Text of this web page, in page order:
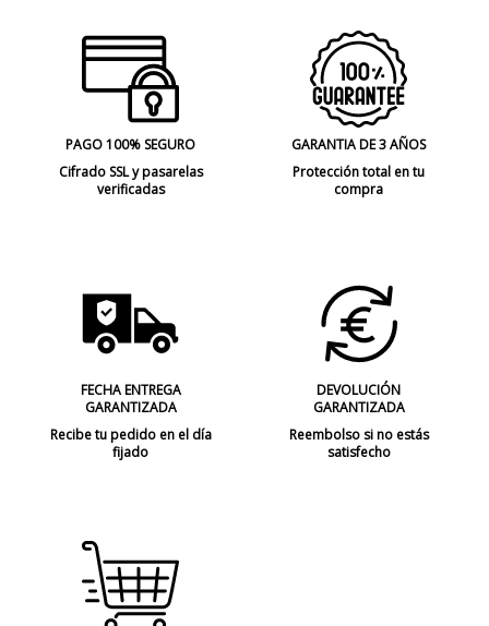
PAGO 100% SEGURO
Cifrado SSL y pasarelas
verificadas
GARANTIA DE 3 AÑOS
Protección total en tu
compra
FECHA ENTREGA
GARANTIZADA
Recibe tu pedido en el día
fijado
DEVOLUCIÓN
GARANTIZADA
Reembolso si no estás
satisfecho